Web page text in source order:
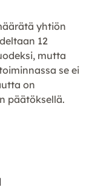
yhtiön
12
mutta
se ei
on
päätöksellä.